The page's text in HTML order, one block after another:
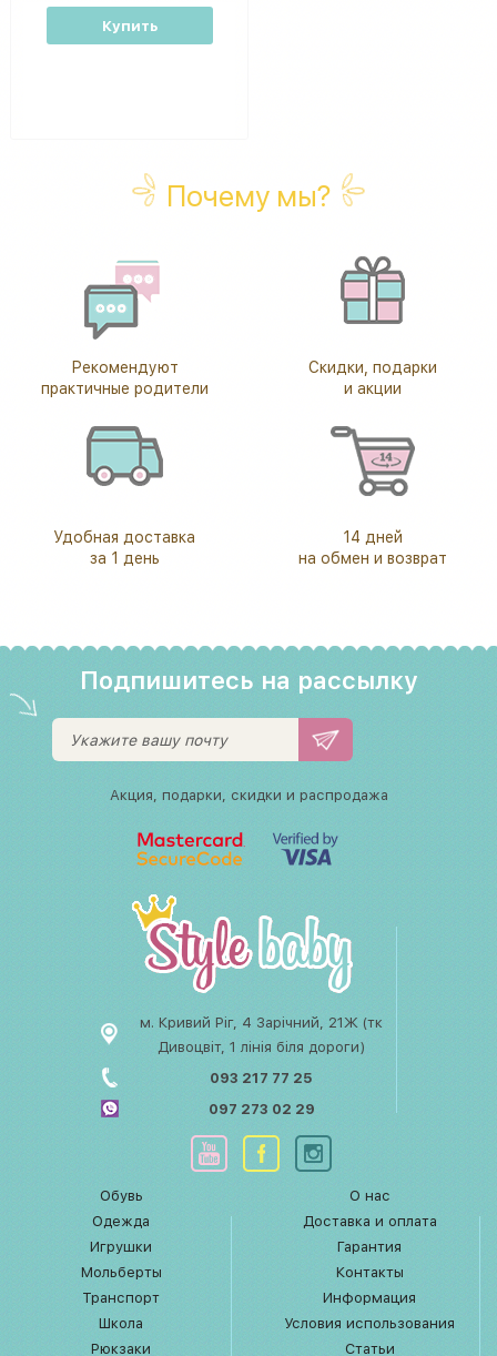
Купить
Почему мы?
Рекомендуют
практичные родители
Скидки, подарки
и акции
Удобная доставка
за 1 день
14 дней
на обмен и возврат
Подпишитесь на рассылку
Акция, подарки, скидки и распродажа
м. Кривий Ріг, 4 Зарічний, 21Ж (тк
Дивоцвіт, 1 лінія біля дороги)
093 217 77 25
097 273 02 29
Обувь
Одежда
Игрушки
Мольберты
Транспорт
Школа
Рюкзаки
О нас
Доставка и оплата
Гарантия
Контакты
Информация
Условия использования
Статьи